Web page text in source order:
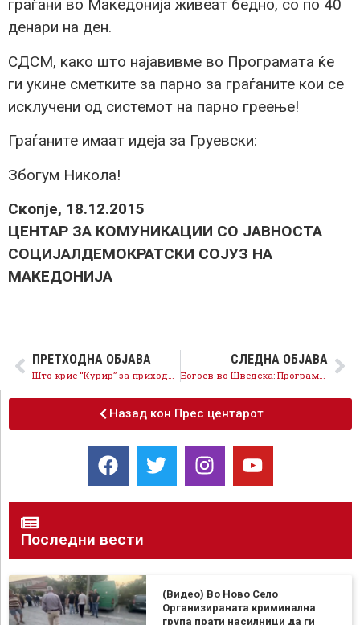
граѓани во Македонија живеат бедно, со по 40
денари на ден.
СДСМ, како што најавивме во Програмата ќе
ги укине сметките за парно за граѓаните кои се
исклучени од системот на парно греење!
Граѓаните имаат идеја за Груевски:
Збогум Никола!
Скопје, 18.12.2015
ЦЕНТАР ЗА КОМУНИКАЦИИ СО ЈАВНОСТА
СОЦИЈАЛДЕМОКРАТСКИ СОЈУЗ НА
МАКЕДОНИЈА
ПРЕТХОДНА ОБЈАВА СЛЕДНА ОБЈАВА
Богоев во Шведска: Програмата на СДСМ ќе ги задржи младите дома
Назад кон Прес центарот
Последни вести
(Видео) Во Ново Село
Организираната криминална
група прати насилници да ги